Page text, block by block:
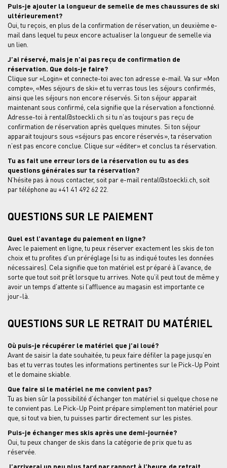
Puis-je ajouter la longueur de semelle de mes chaussures de ski
ultérieurement?
Oui, tu reçois, en plus de la confirmation de réservation, un deuxième e-
mail dans lequel tu peux encore actualiser la longueur de semelle via
un lien.
J’ai réservé, mais je n’ai pas reçu de confirmation de
réservation. Que dois-je faire?
Clique sur «Login» et connecte-toi avec ton adresse e-mail. Va sur «Mon
compte», «Mes séjours de ski» et tu verras tous les séjours confirmés,
ainsi que les séjours non encore réservés. Si ton séjour apparait
maintenant sous confirmé, cela signifie que la réservation a fonctionné.
Adresse-toi à rental@stoeckli.ch si tu n’as toujours pas reçu de
confirmation de réservation après quelques minutes. Si ton séjour
apparait toujours sous «séjours pas encore réservés», ta réservation
n’est pas encore conclue. Clique sur «éditer» et conclus ta réservation.
Tu as fait une erreur lors de la réservation ou tu as des
questions générales sur ta réservation?
N’hésite pas à nous contacter, soit par e-mail rental@stoeckli.ch , soit
par téléphone au +41 41 492 62 22.
QUESTIONS SUR LE PAIEMENT
Quel est l’avantage du paiement en ligne?
Avec le paiement en ligne, tu peux réserver exactement les skis de ton
choix et tu profites d’un préréglage (si tu as indiqué toutes les données
nécessaires). Cela signifie que ton matériel est préparé à l’avance, de
sorte que tout soit prêt lorsque tu arrives. Note qu’il peut tout de même y
avoir un temps d’attente si l’affluence au magasin est importante ce
jour-là.
QUESTIONS SUR LE RETRAIT DU MATÉRIEL
Où puis-je récupérer le matériel que j’ai loué?
Avant de saisir la date souhaitée, tu peux faire défiler la page jusqu’en
bas et tu verras toutes les informations pertinentes sur le Pick-Up Point
et le domaine skiable.
Que faire si le matériel ne me convient pas?
Tu as bien sûr la possibilité d’échanger ton matériel si quelque chose ne
te convient pas. Le Pick-Up Point prépare simplement ton matériel pour
que, si tout va bien, tu puisses partir directement sur les pistes.
Puis-je échanger mes skis après une demi-journée?
Oui, tu peux changer de skis dans la catégorie de prix que tu as
réservée.